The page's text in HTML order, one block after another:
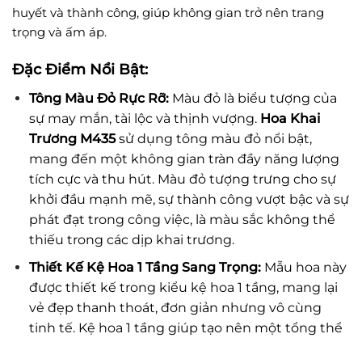
huyết và thành công, giúp không gian trở nên trang
trọng và ấm áp.
Đặc Điểm Nổi Bật:
Tông Màu Đỏ Rực Rỡ:Màu đỏ là biểu tượng của
sự may mắn, tài lộc và thịnh vượng. Hoa Khai
Trương M435sử dụng tông màu đỏ nổi bật,
mang đến một không gian tràn đầy năng lượng
tích cực và thu hút. Màu đỏ tượng trưng cho sự
khởi đầu mạnh mẽ, sự thành công vượt bậc và sự
phát đạt trong công việc, là màu sắc không thể
thiếu trong các dịp khai trương.
Thiết Kế Kệ Hoa 1 Tầng Sang Trọng:Mẫu hoa này
được thiết kế trong kiểu kệ hoa 1 tầng, mang lại
vẻ đẹp thanh thoát, đơn giản nhưng vô cùng
tinh tế. Kệ hoa 1 tầng giúp tạo nên một tổng thể